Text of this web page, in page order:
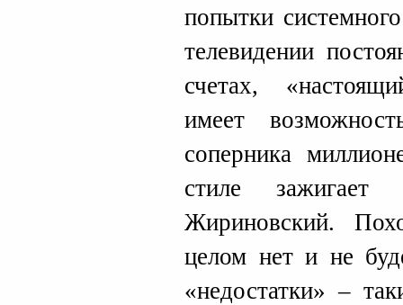
попытки
телевидении
счетах,
имеет
соперника
стиле зажигает
Жириновский.
целом нет и не
«недостатки» –